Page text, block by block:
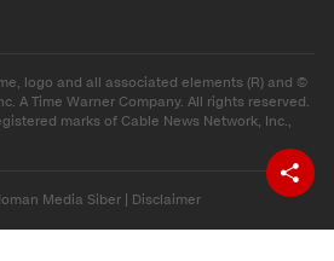
logo and all associated elements (R) and ©
A Time Warner Company. All rights reserved.
marks of Cable News Network, Inc.,
Media Siber | Disclaimer